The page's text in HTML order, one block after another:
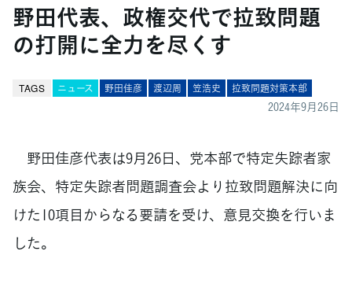
野田代表、政権交代で拉致問題
の打開に全力を尽くす
TAGS ニュース 野田佳彦 渡辺周 笠浩史 拉致問題対策本部
2024年9月26日
野田佳彦代表は9月26日、党本部で特定失踪者家
族会、特定失踪者問題調査会より拉致問題解決に向
けた10項目からなる要請を受け、意見交換を行いま
した。